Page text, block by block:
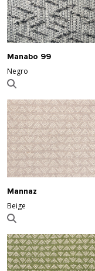
Manabo 99
Negro
Mannaz
Beige